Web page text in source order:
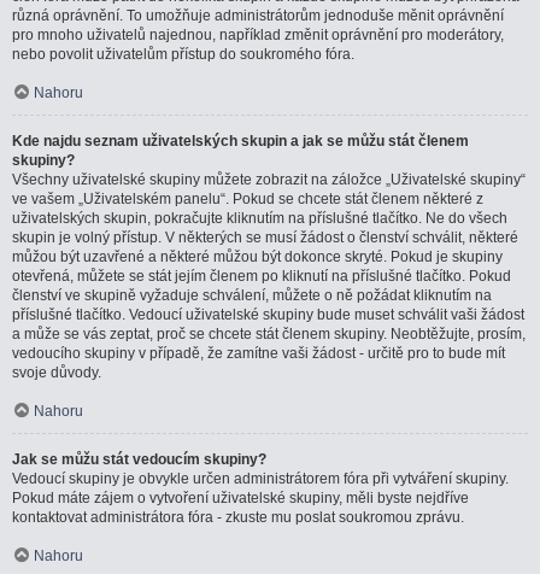
různá oprávnění. To umožňuje administrátorům jednoduše měnit oprávnění
pro mnoho uživatelů najednou, například změnit oprávnění pro moderátory,
nebo povolit uživatelům přístup do soukromého fóra.
Nahoru
Kde najdu seznam uživatelských skupin a jak se můžu stát členem
skupiny?
Všechny uživatelské skupiny můžete zobrazit na záložce „Uživatelské skupiny“
ve vašem „Uživatelském panelu“. Pokud se chcete stát členem některé z
uživatelských skupin, pokračujte kliknutím na příslušné tlačítko. Ne do všech
skupin je volný přístup. V některých se musí žádost o členství schválit, některé
můžou být uzavřené a některé můžou být dokonce skryté. Pokud je skupiny
otevřená, můžete se stát jejím členem po kliknutí na příslušné tlačítko. Pokud
členství ve skupině vyžaduje schválení, můžete o ně požádat kliknutím na
příslušné tlačítko. Vedoucí uživatelské skupiny bude muset schválit vaši žádost
a může se vás zeptat, proč se chcete stát členem skupiny. Neobtěžujte, prosím,
vedoucího skupiny v případě, že zamítne vaši žádost - určitě pro to bude mít
svoje důvody.
Nahoru
Jak se můžu stát vedoucím skupiny?
Vedoucí skupiny je obvykle určen administrátorem fóra při vytváření skupiny.
Pokud máte zájem o vytvoření uživatelské skupiny, měli byste nejdříve
kontaktovat administrátora fóra - zkuste mu poslat soukromou zprávu.
Nahoru